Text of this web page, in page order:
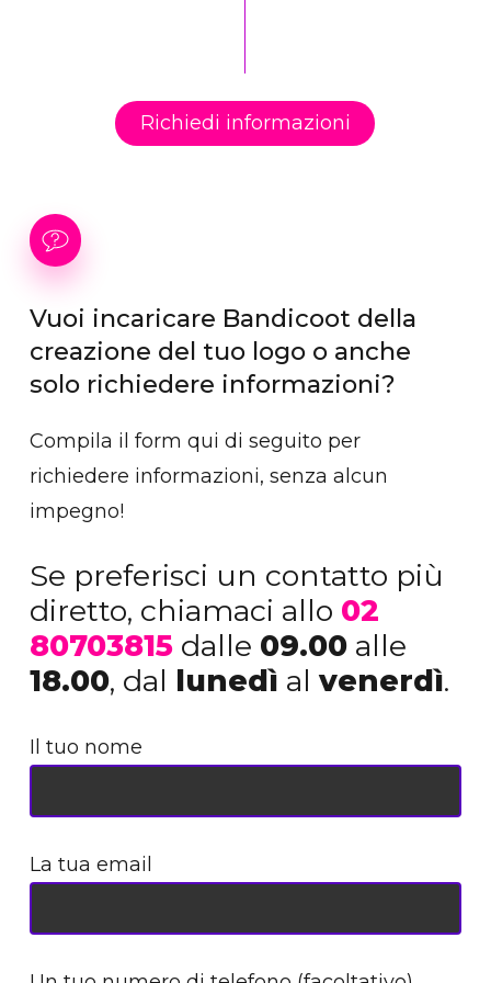
per non partire alla cieca, specie nei
pacchetti senza ricerca competitiva.
aggiuntivo su richiesta, con un costo extra.
Richiedi informazioni
Vuoi incaricare Bandicoot della
creazione del tuo logo o anche
solo richiedere informazioni?
Compila il form qui di seguito per
richiedere informazioni, senza alcun
impegno!
Se preferisci un contatto più
diretto, chiamaci allo 02
80703815dalle 09.00alle
18.00, dal lunedì alvenerdì.
Il tuo nome
La tua email